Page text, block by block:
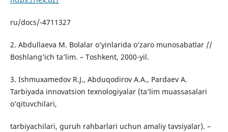
ru/docs/-4711327
2. Abdullaeva M. Bolalar o‘yinlarida o‘zaro munosabatlar //
Boshlang‘ich ta’lim. – Toshkent, 2000-yil.
3. Ishmuxamedov R.J., Abduqodirov A.A., Pardaev A.
Tarbiyada innovatsion texnologiyalar (ta’lim muassasalari
o‘qituvchilari,
tarbiyachilari, guruh rahbarlari uchun amaliy tavsiyalar). –